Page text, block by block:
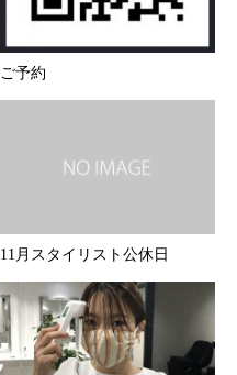
ご予約
11月スタイリスト公休日